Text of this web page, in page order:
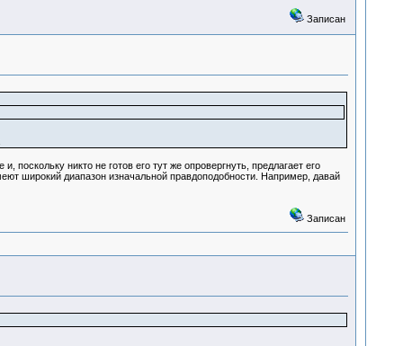
Записан
никто не готов его тут же опровергнуть, предлагает его
широкий диапазон изначальной правдоподобности. Например, давай
Записан